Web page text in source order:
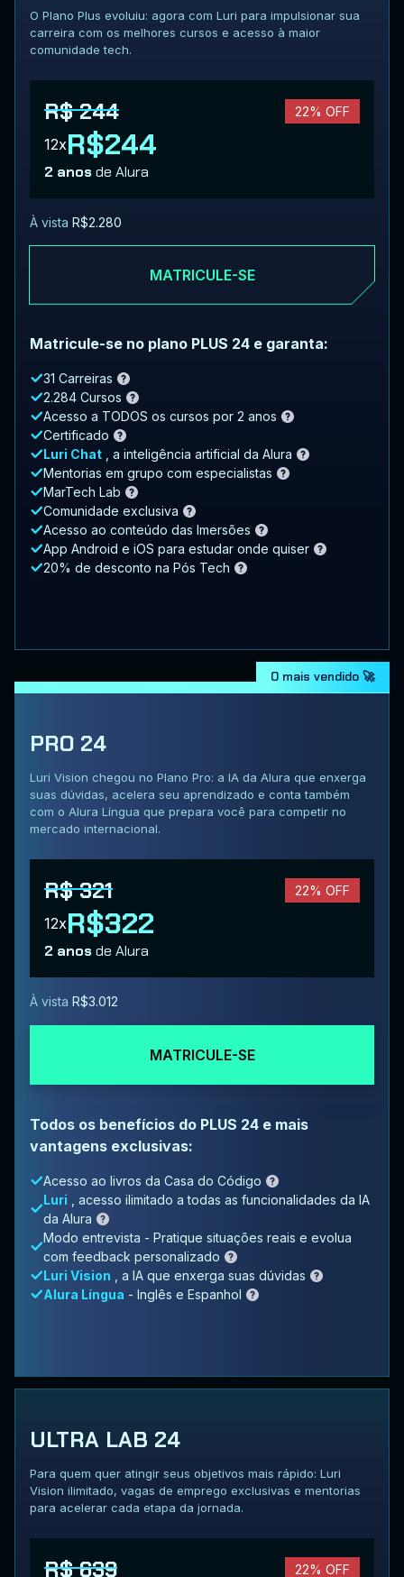
O Plano Plus evoluiu: agora com Luri para impulsionar sua
carreira com os melhores cursos e acesso à maior
comunidade tech.
R$ 244 22% OFF
12xR$244
2 anosde Alura
À vista R$2.280
MATRICULE-SE
Matricule-se no plano PLUS 24 e garanta:
31 Carreiras
2.284 Cursos
Acesso a TODOS os cursos por 2 anos
Certificado
Luri Chat
, a inteligência artificial da Alura
Mentorias em grupo com especialistas
MarTech Lab
Comunidade exclusiva
Acesso ao conteúdo das Imersões
App Android e iOS para estudar onde quiser
20% de desconto na Pós Tech
O mais vendido 🚀
PRO 24
Luri Vision chegou no Plano Pro: a IA da Alura que enxerga
suas dúvidas, acelera seu aprendizado e conta também
com o Alura Língua que prepara você para competir no
mercado internacional.
R$ 321 22% OFF
12xR$322
2 anosde Alura
À vista R$3.012
MATRICULE-SE
Todos os benefícios do PLUS 24 e mais
vantagens exclusivas:
Acesso ao livros da Casa do Código
Luri
, acesso ilimitado a todas as funcionalidades da IA
da Alura
Modo entrevista - Pratique situações reais e evolua
com feedback personalizado
Luri Vision
, a IA que enxerga suas dúvidas
Alura Língua - Inglês e Espanhol
ULTRA LAB 24
Para quem quer atingir seus objetivos mais rápido: Luri
Vision ilimitado, vagas de emprego exclusivas e mentorias
para acelerar cada etapa da jornada.
R$ 639 22% OFF